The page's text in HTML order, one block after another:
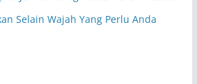
Selain Wajah Yang Perlu Anda